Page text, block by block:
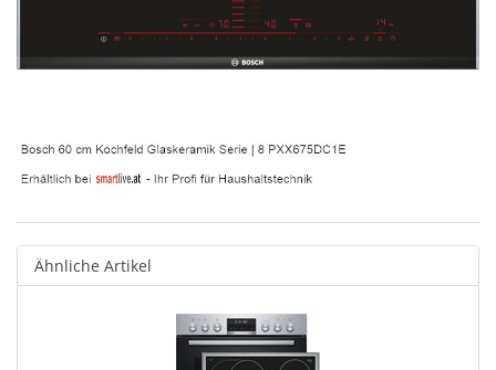
Ähnliche Artikel